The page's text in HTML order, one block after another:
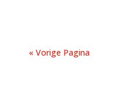
« Vorige Pagina